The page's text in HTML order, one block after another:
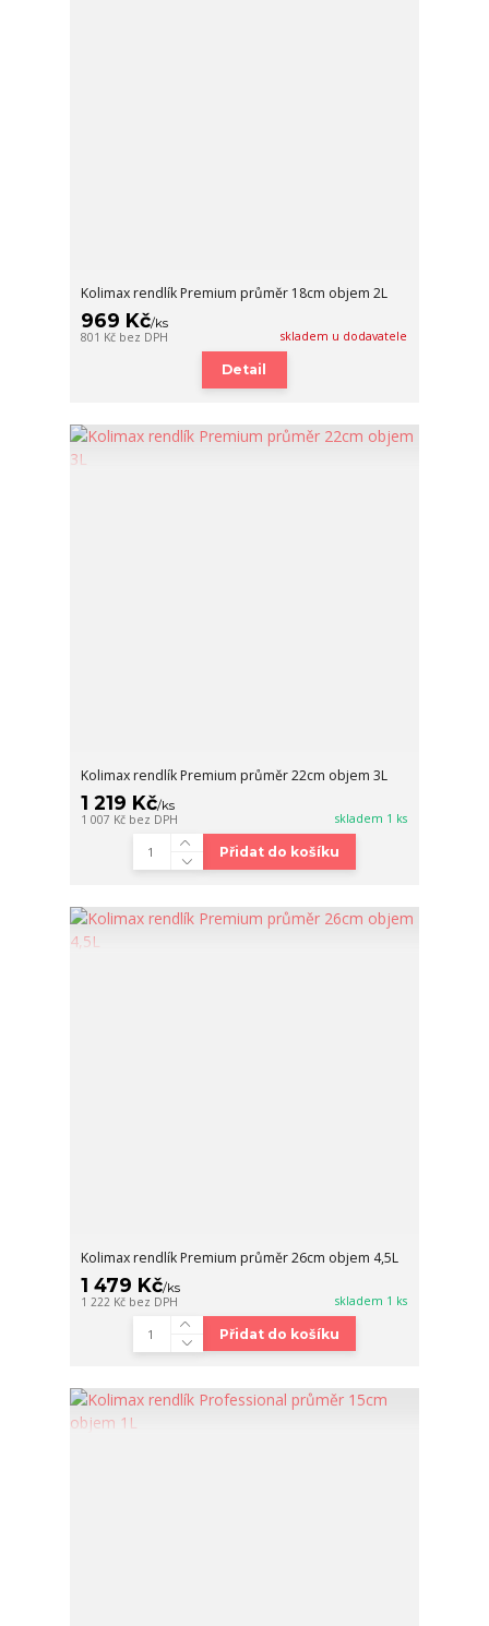
Kolimax rendlík Premium průměr 18cm objem 2L
969 Kč/ks
801 Kč bez DPH skladem u dodavatele
Detail
Kolimax rendlík Premium průměr 22cm objem 3L
1 219 Kč/ks
1 007 Kč bez DPH skladem 1 ks
Přidat do košíku
Kolimax rendlík Premium průměr 26cm objem 4,5L
1 479 Kč/ks
1 222 Kč bez DPH skladem 1 ks
Přidat do košíku